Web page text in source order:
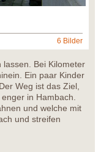
6 Bilder
Bei Kilometer
Ein paar Kinder
Weg ist das Ziel,
in Hambach.
und welche mit
und streifen